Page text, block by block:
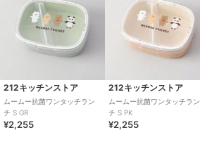
212キッチンストア
ムームー抗菌ワンタッチラン
チ S GR
¥2,255
212キッチンストア
ムームー抗菌ワンタッチラン
チ S PK
¥2,255